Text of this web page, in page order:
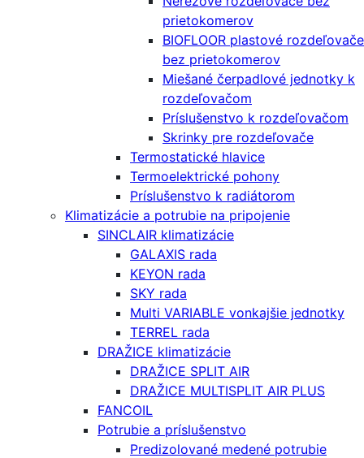
prietokomerov
BIOFLOOR plastové rozdeľovače
bez prietokomerov
Miešané čerpadlové jednotky k
rozdeľovačom
Príslušenstvo k rozdeľovačom
Skrinky pre rozdeľovače
Termostatické hlavice
Termoelektrické pohony
Príslušenstvo k radiátorom
Klimatizácie a potrubie na pripojenie
SINCLAIR klimatizácie
GALAXIS rada
KEYON rada
SKY rada
Multi VARIABLE vonkajšie jednotky
TERREL rada
DRAŽICE klimatizácie
DRAŽICE SPLIT AIR
DRAŽICE MULTISPLIT AIR PLUS
FANCOIL
Potrubie a príslušenstvo
Predizolované medené potrubie